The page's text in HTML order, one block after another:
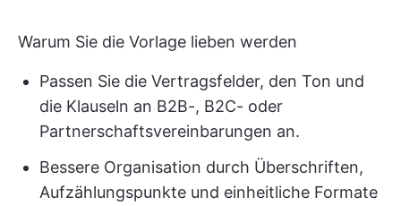
Warum Sie die Vorlage lieben werden
Passen Sie die Vertragsfelder, den Ton und
die Klauseln an B2B-, B2C- oder
Partnerschaftsvereinbarungen an.
Bessere Organisation durch Überschriften,
Aufzählungspunkte und einheitliche Formate